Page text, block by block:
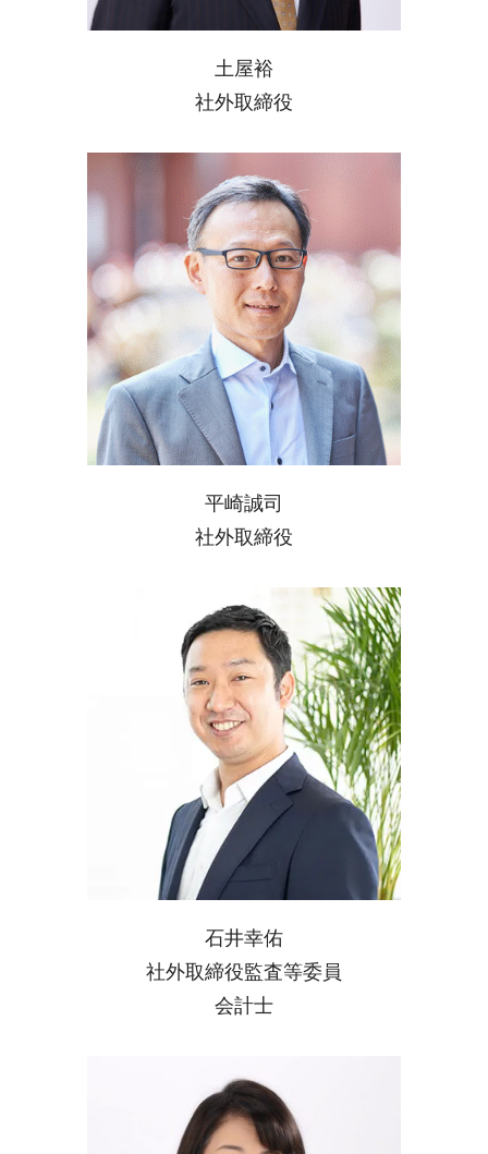
土屋裕
社外取締役
平崎誠司
社外取締役
石井幸佑
社外取締役監査等委員
会計士